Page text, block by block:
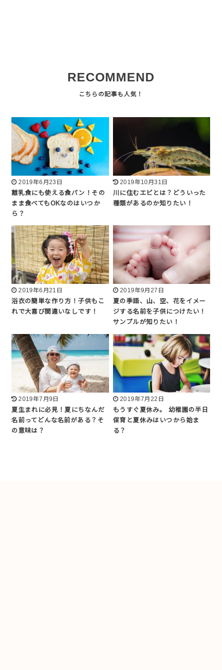
RECOMMEND
2019年6月23日
離乳食にも使える食パン！その
まま食べてもOKなのはいつか
ら？
2019年10月31日
川に住むエビとは？どういった
種類があるのか知りたい！
2019年6月21日
浴衣の簡単な作り方！子供もこ
れで大喜び間違いなしです！
2019年9月27日
夏の季語、山、空、花をイメー
ジする名前を子供につけたい！
サンプルが知りたい！
2019年7月9日
夏生まれに必見！夏にちなんだ
名前ってどんな名前がある？そ
の意味は？
2019年7月22日
もうすぐ夏休み。 幼稚園の半日
保育と夏休みはいつから始ま
る？